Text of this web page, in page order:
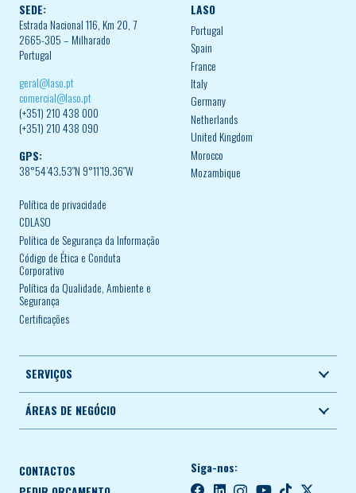
SEDE:
Estrada Nacional 116, Km 20, 7
2665-305 – Milharado
Portugal
geral@laso.pt
comercial@laso.pt
(+351) 210 438 000
(+351) 210 438 090
GPS:
38°54’43.53″N 9°11’19.36″W
Política de privacidade
CDLASO
Política de Segurança da Informação
Código de Ética e Conduta
Corporativo
Política da Qualidade, Ambiente e
Segurança
Certificações
LASO
Portugal
Spain
France
Italy
Germany
Netherlands
United Kingdom
Morocco
Mozambique
SERVIÇOS
ÁREAS DE NEGÓCIO
CONTACTOS
Siga-nos: